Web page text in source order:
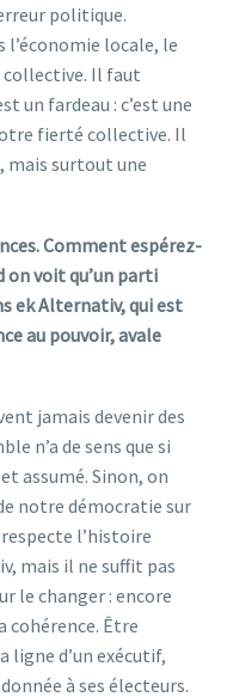
politique.
l’économie locale, le
Il faut
un fardeau : c’est une
fierté collective. Il
mais surtout une
Comment espérez-
on voit qu’un parti
ek Alternativ, qui est
au pouvoir, avale
jamais devenir des
n’a de sens que si
assumé. Sinon, on
notre démocratie sur
l’histoire
mais il ne suffit pas
le changer : encore
cohérence. Être
ligne d’un exécutif,
à ses électeurs.